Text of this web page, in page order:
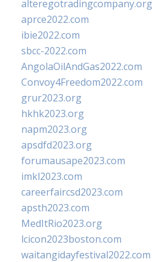
alteregotradingcompany.org
aprce2022.com
ibie2022.com
sbcc-2022.com
AngolaOilAndGas2022.com
Convoy4Freedom2022.com
grur2023.org
hkhk2023.org
napm2023.org
apsdfd2023.org
forumausape2023.com
imkl2023.com
careerfaircsd2023.com
apsth2023.com
MedItRio2023.org
lcicon2023boston.com
waitangidayfestival2022.com